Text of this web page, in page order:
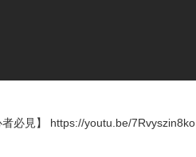
者必見】 https://youtu.be/7Rvyszin8ko